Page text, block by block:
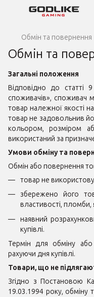
Обмін та повернення
Обмін та
Загальні положення
Відповідно до статті
споживачів», споживач
товар належної якості
товар не задовольнив
кольором, розміром
використаний за
Умови обміну та
Обмін або повернення
товар не
збережено його
властивості, пломби,
наявний
купівлі.​
Термін для обміну
рахуючи дня купівлі.
Товари, що не
Згідно з Постановою
19.03.1994 року, обміну